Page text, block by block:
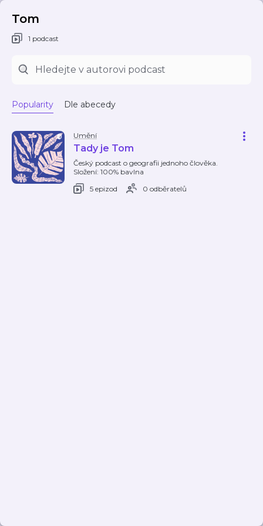
Tom
1 podcast
Popularity Dle abecedy
Umění
Tady je Tom
Český podcast o geografii jednoho člověka.
Složení: 100% bavlna
5 epizod
0 odběratelů